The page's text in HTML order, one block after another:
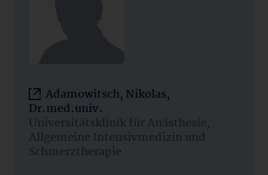
Adamowitsch, Nikolas,
Dr.med.univ.
Universitätsklinik für Anästhesie,
Allgemeine Intensivmedizin und
Schmerztherapie